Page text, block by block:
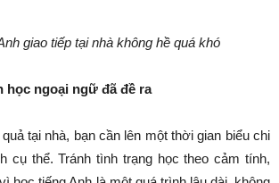
giao tiếp tại nhà không hề quá khó
học ngoại ngữ đã đề ra
tại nhà, bạn cần lên một thời gian biểu chi
cụ thể. Tránh tình trạng học theo cảm tính,